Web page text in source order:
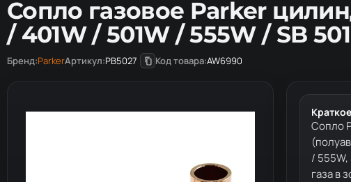
Сопло газовое Parker
/ 401W / 501W / 555W / SB
Бренд:ParkerАртикул:PB5027 Код товара:AW6990
Сопло
/
газа в